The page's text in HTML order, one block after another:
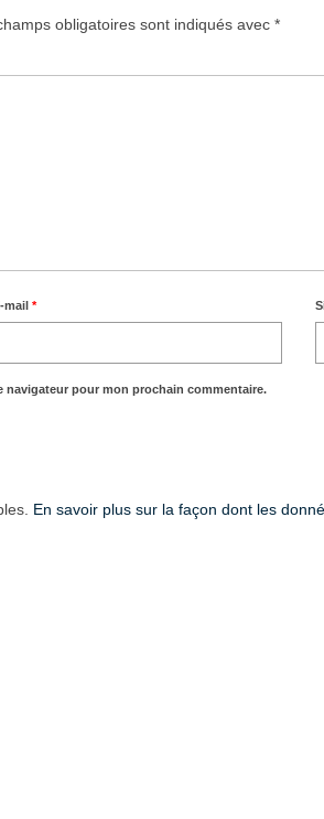
obligatoires sont indiqués avec *
mail*
navigateur pour mon prochain commentaire.
En savoir plus sur la façon dont les